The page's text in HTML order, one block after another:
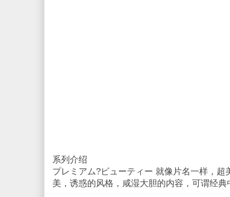
系列介绍
プレミアム?ビューティー 就像片名一样，
美，诱惑的风格，咸湿大胆的内容，可谓经典